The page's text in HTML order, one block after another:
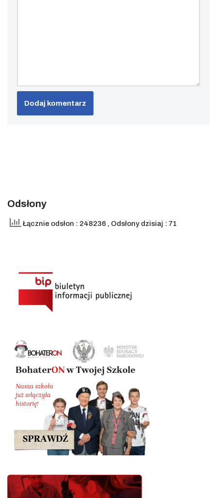
Odsłony
Łącznie odsłon : 248236 , Odsłony dzisiaj : 71